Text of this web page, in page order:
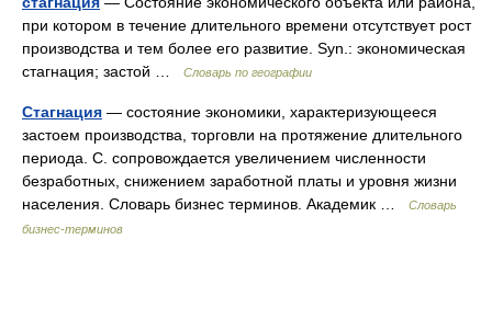
при котором в течение длительного времени отсутствует рост
производства и тем более его развитие. Syn.: экономическая
стагнация; застой …
Словарь по географии
Стагнация — состояние экономики, характеризующееся
застоем производства, торговли на протяжение длительного
периода. С. сопровождается увеличением численности
безработных, снижением заработной платы и уровня жизни
населения. Словарь бизнес терминов. Академик …
Словарь
бизнес-терминов